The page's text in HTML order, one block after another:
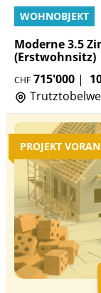
WOHNOBJEKT
Moderne 3.5
(Erstwohnsitz)
CHF 715'000 |
PROJEKT